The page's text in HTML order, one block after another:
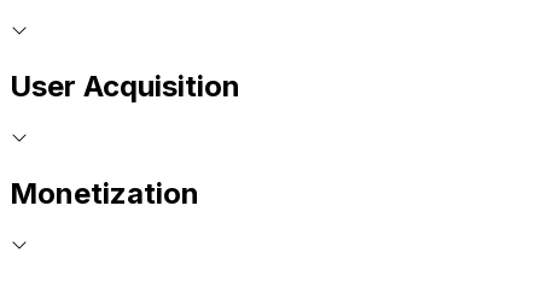
User Acquisition
Monetization